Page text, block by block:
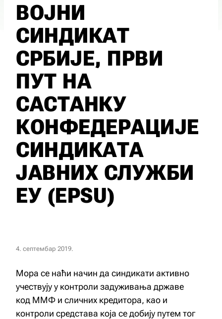
ВОЈНИ
СИНДИКАТ
СРБИЈЕ, ПРВИ
ПУТ НА
САСТАНКУ
КОНФЕДЕРАЦИЈЕ
СИНДИКАТА
ЈАВНИХ СЛУЖБИ
ЕУ (EPSU)
4. септембар 2019.
Mора се наћи начин да синдикати активно
учествују у контроли задуживања државе
код ММФ и сличних кредитора, као и
контроли средстава која се добију путем тог